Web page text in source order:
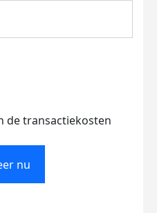
de transactiekosten
nu